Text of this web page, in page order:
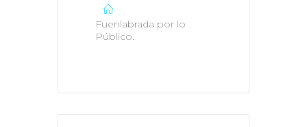
Fuenlabrada por lo
Público.